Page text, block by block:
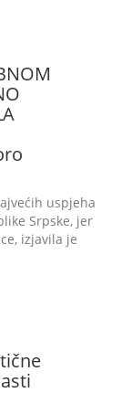
uspjeha
Srpske, jer
izjavila je